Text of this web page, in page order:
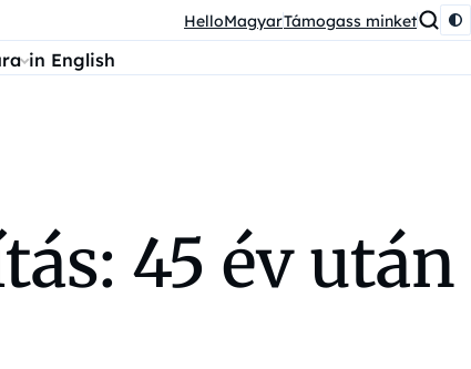
HelloMagyarTámogass minket
in English
45 év után